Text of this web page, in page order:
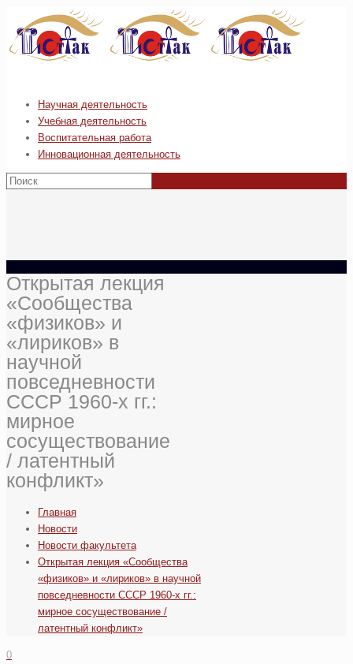
Научная деятельность
Учебная деятельность
Воспитательная работа
Инновационная деятельность
Открытая лекция
«Сообщества
«физиков» и
«лириков» в
научной
повседневности
СССР 1960-х гг.:
мирное
сосуществование
/ латентный
конфликт»
Главная
Новости
Новости факультета
Открытая лекция «Сообщества
«физиков» и «лириков» в научной
повседневности СССР 1960-х гг.:
мирное сосуществование /
латентный конфликт»
0